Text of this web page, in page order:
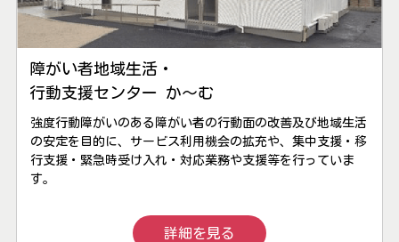
障がい者地域生活・
行動支援センター か～む
強度行動障がいのある障がい者の行動面の改善及び地域生活
の安定を目的に、サービス利用機会の拡充や、集中支援・移
行支援・緊急時受け入れ・対応業務や支援等を行っていま
す。
詳細を見る